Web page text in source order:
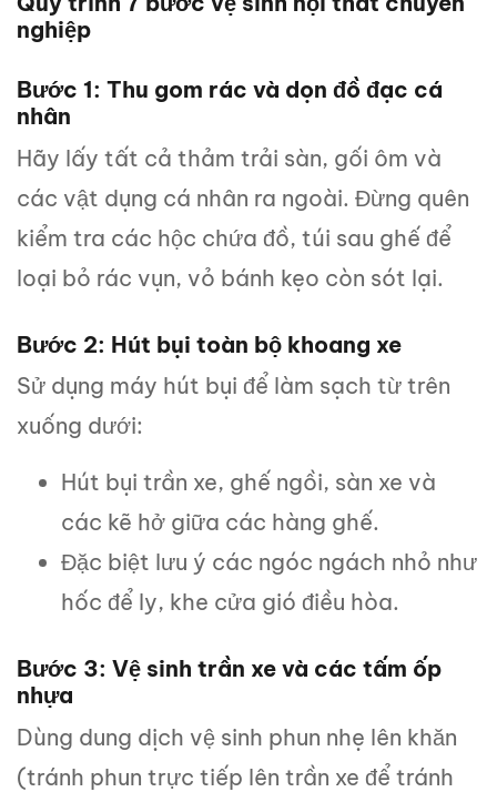
nghiệp
Bước 1: Thu gom rác và dọn đồ đạc cá
nhân
Hãy lấy tất cả thảm trải sàn, gối ôm và
các vật dụng cá nhân ra ngoài. Đừng quên
kiểm tra các hộc chứa đồ, túi sau ghế để
loại bỏ rác vụn, vỏ bánh kẹo còn sót lại.
Bước 2: Hút bụi toàn bộ khoang xe
Sử dụng máy hút bụi để làm sạch từ trên
xuống dưới:
Hút bụi trần xe, ghế ngồi, sàn xe và
các kẽ hở giữa các hàng ghế.
Đặc biệt lưu ý các ngóc ngách nhỏ như
hốc để ly, khe cửa gió điều hòa.
Bước 3: Vệ sinh trần xe và các tấm ốp
nhựa
Dùng dung dịch vệ sinh phun nhẹ lên khăn
(tránh phun trực tiếp lên trần xe để tránh